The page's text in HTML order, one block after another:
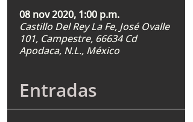
08 nov 2020, 1:00 p.m.
Castillo Del Rey La Fe, José Ovalle
101, Campestre, 66634 Cd
Apodaca, N.L., México
Entradas